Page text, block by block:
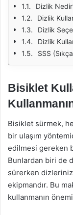
Dizlik
Dizlik
Dizlik
Dizlik
SSS
Bisiklet
Bisiklet sürmek,
bir ulaşım
edilmesi gereken
Bunlardan biri de
sürerken
ekipmandır. Bu
kullanmanın